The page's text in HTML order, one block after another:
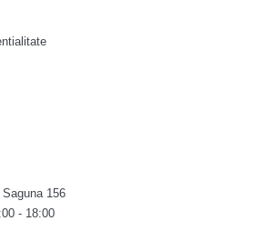
156
- 18:00